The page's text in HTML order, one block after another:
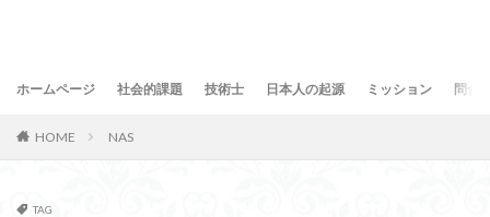
ホームページ 社会的課題 技術士 日本人の起源 ミッション 問合
HOME NAS
TAG